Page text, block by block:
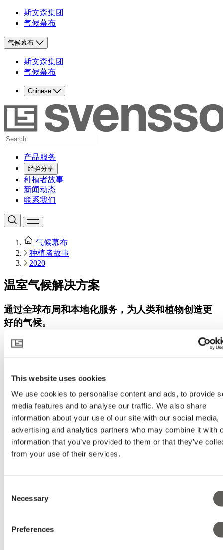
This website uses cookies
We use cookies to personalise content and ads, to provide
media features and to analyse our traffic. We also share
information about your use of our site with our social media,
advertising and analytics partners who may combine it with
information that you’ve provided to them or that they’ve
from your use of their services.
Selection
Necessary
Preferences
斯文森集团
气候幕布
气候幕布
斯文森集团
气候幕布
Chinese
产品服务
经验分享
种植者故事
新闻动态
联系我们
气候幕布
种植者故事
2020
温室气候解决方案
通过全球布局和本地化服务 ，为人类和植物创造更
好的气候。
案例新闻
新闻
案例新闻
知识
知识